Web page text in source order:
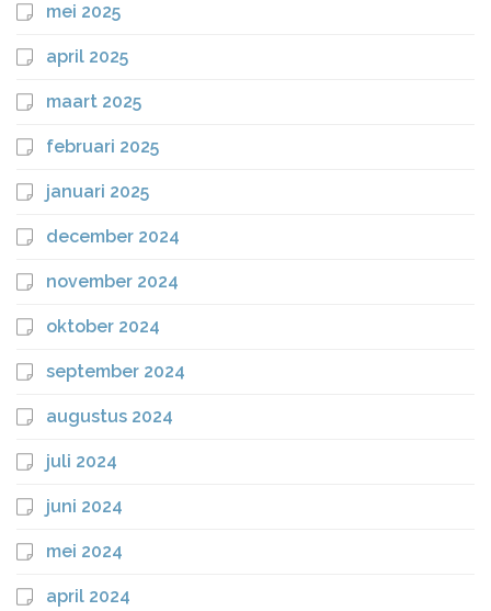
mei 2025
april 2025
maart 2025
februari 2025
januari 2025
december 2024
november 2024
oktober 2024
september 2024
augustus 2024
juli 2024
juni 2024
mei 2024
april 2024